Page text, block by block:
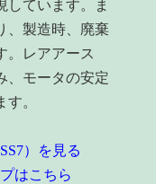
しています。ま
、製造時、廃棄
。レアアース
、モータの安定
。
）を見る
はこちら